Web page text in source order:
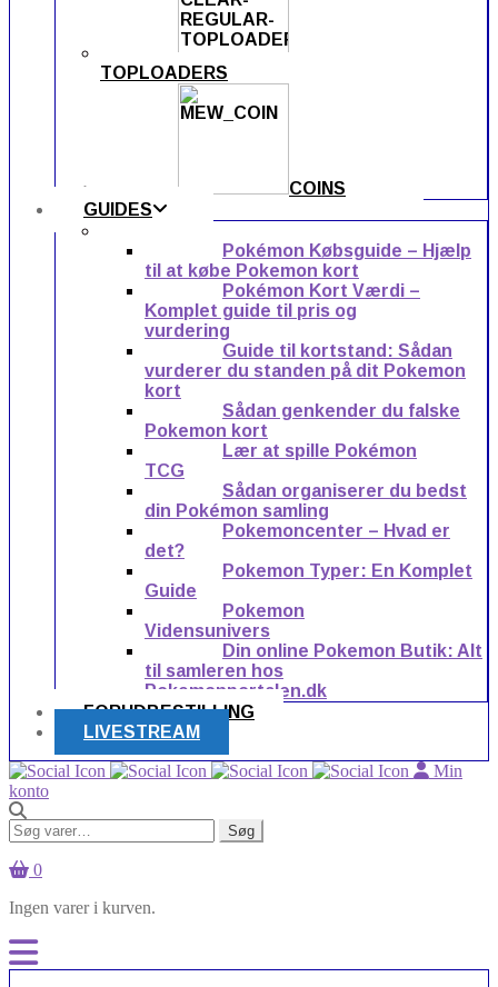
TOPLOADERS
COINS
GUIDES
Pokémon Købsguide – Hjælp
til at købe Pokemon kort
Pokémon Kort Værdi –
Komplet guide til pris og
vurdering
Guide til kortstand: Sådan
vurderer du standen på dit Pokemon
kort
Sådan genkender du falske
Pokemon kort
Lær at spille Pokémon
TCG
Sådan organiserer du bedst
din Pokémon samling
Pokemoncenter – Hvad er
det?
Pokemon Typer: En Komplet
Guide
Pokemon
Vidensunivers
Din online Pokemon Butik: Alt
til samleren hos
Pokemonportalen.dk
FORUDBESTILLING
LIVESTREAM
Min
konto
Søg
efter:
Søg
0
Ingen varer i kurven.